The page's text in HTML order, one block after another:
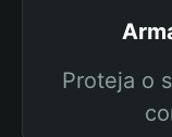
Proteja o